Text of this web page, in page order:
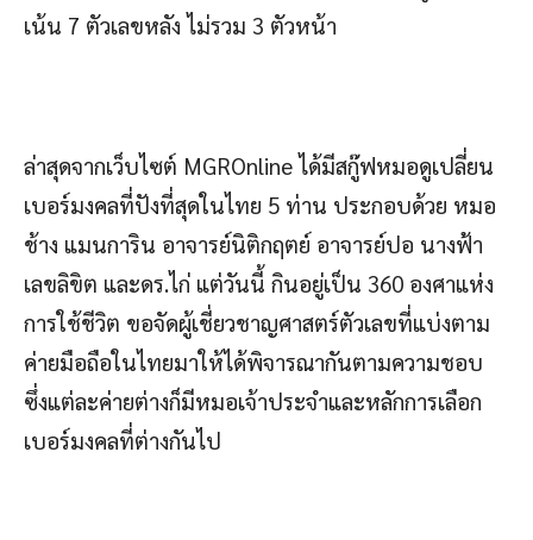
เน้น 7 ตัวเลขหลัง ไม่รวม 3 ตัวหน้า
ล่าสุดจากเว็บไซต์ MGROnline ได้มีสกู๊ฟหมอดูเปลี่ยน
เบอร์มงคลที่ปังที่สุดในไทย 5 ท่าน ประกอบด้วย หมอ
ช้าง แมนการิน อาจารย์นิติกฤตย์ อาจารย์ปอ นางฟ้า
เลขลิขิต และดร.ไก่ แต่วันนี้ กินอยู่เป็น 360 องศาแห่ง
การใช้ชีวิต ขอจัดผู้เชี่ยวชาญศาสตร์ตัวเลขที่แบ่งตาม
ค่ายมือถือในไทยมาให้ได้พิจารณากันตามความชอบ
ซึ่งแต่ละค่ายต่างก็มีหมอเจ้าประจำและหลักการเลือก
เบอร์มงคลที่ต่างกันไป